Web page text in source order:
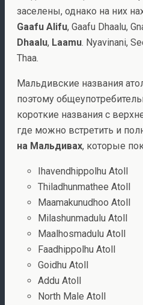
заселены, однако на них
Gaafu Alifu, Gaafu Dhaalu,
Dhaalu, Laamu. Nyavinani,
Thaa.
Мальдивские названия
поэтому
короткие названия с
где можно встретить и
на Мальдивах, которые
Ihavendhippolhu Atoll
Thiladhunmathee Atoll
Maamakunudhoo Atoll
Milashunmadulu Atoll
Maalhosmadulu Atoll
Faadhippolhu Atoll
Goidhu Atoll
Addu Atoll
North Male Atoll